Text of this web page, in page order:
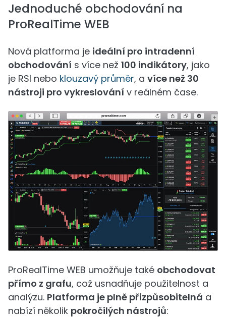
Jednoduché obchodování na
ProRealTime WEB
Nová platforma je ideální pro intradenní
obchodování s více než 100 indikátory, jako
je RSI nebo klouzavý průměr, a více než 30
nástroji pro vykreslování v reálném čase.
ProRealTime WEB umožňuje také obchodovat
přímo z grafu, což usnadňuje použitelnost a
analýzu. Platforma je plně přizpůsobitelná a
nabízí několik pokročilých nástrojů: